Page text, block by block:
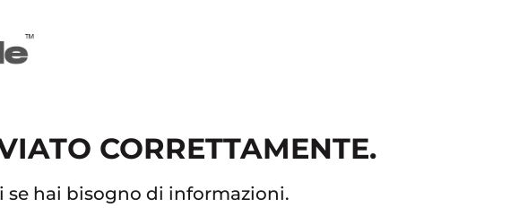
CORRETTAMENTE.
hai bisogno di informazioni.